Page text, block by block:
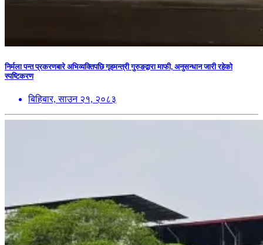
निर्मला पन्त प्रकरणबारे अभिव्यक्तिपछि गृहमन्त्री गुरुङद्वारा माफी, अनुसन्धान जारी रहेको
स्पष्टिकरण
बिहिबार, साउन २१, २०८३